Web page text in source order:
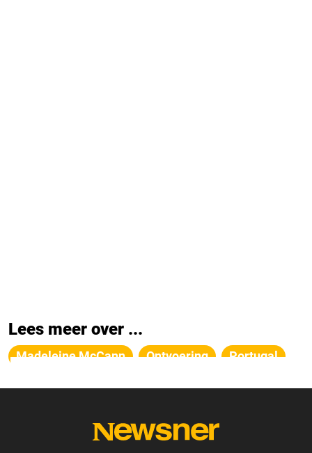
Lees meer over ...
Madeleine McCann Ontvoering Portugal